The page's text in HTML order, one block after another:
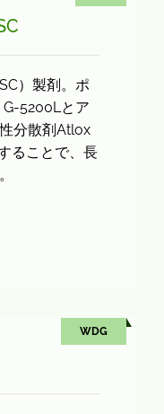
）製剤。ポ
5200Lとア
分散剤Atlox
ることで、長
WDG